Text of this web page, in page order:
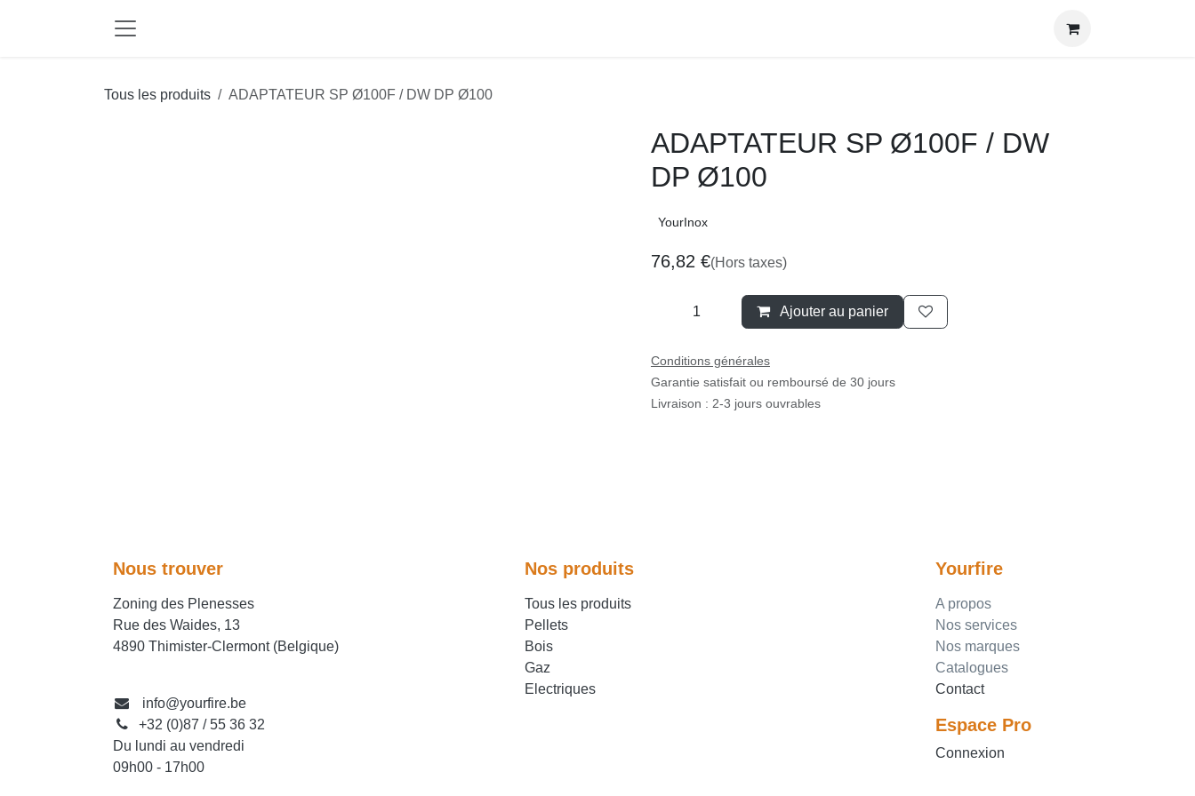
Tous les produits ADAPTATEUR SP Ø100F / DW DP Ø100
ADAPTATEUR SP Ø100F / DW DP
Ø100
YourInox
76,82 €(Hors taxes)
Ajouter au panier
Conditions générales
Garantie satisfait ou remboursé de 30 jours
Livraison : 2-3 jours ouvrables
Nous trouver
Zoning des Plenesses
Rue des Waides, 13
4890 Thimister-Clermont (Belgique)
info@yourfire.be
+32 (0)87 / 55 36 32
Du lundi au vendredi
09h00 - 17h00
Yourfire
A propos
Nos services
Nos marques
Catalogues
Contact
Espace Pro
Connexion
Nos produits
Tous les produits
Pellets
Bois
Gaz
Electriques